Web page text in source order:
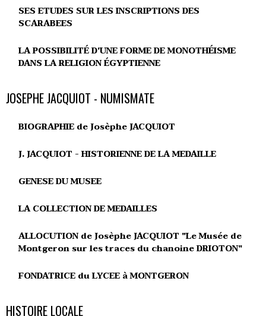
SES ETUDES SUR LES INSCRIPTIONS DES
SCARABEES
LA POSSIBILITÉ D'UNE FORME DE MONOTHÉISME
DANS LA RELIGION ÉGYPTIENNE
JOSEPHE JACQUIOT - NUMISMATE
BIOGRAPHIE de Josèphe JACQUIOT
J. JACQUIOT - HISTORIENNE DE LA MEDAILLE
GENESE DU MUSEE
LA COLLECTION DE MEDAILLES
ALLOCUTION de Josèphe JACQUIOT "Le Musée de
Montgeron sur les traces du chanoine DRIOTON"
FONDATRICE du LYCEE à MONTGERON
HISTOIRE LOCALE